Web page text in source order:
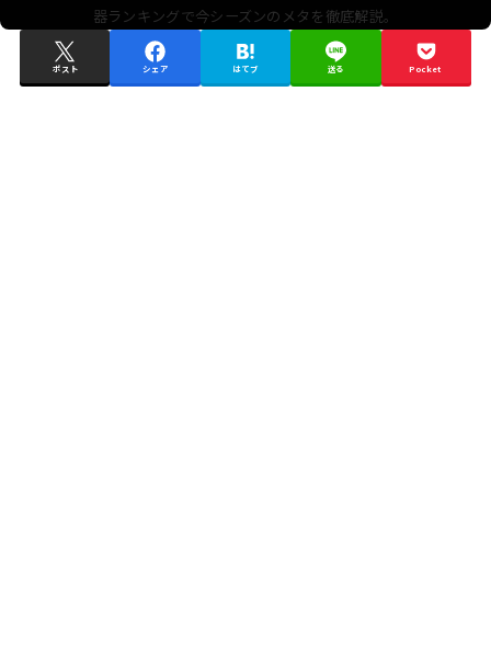
器ランキングで今シーズンのメタを徹底解説。
ポスト シェア はてブ 送る Pocket